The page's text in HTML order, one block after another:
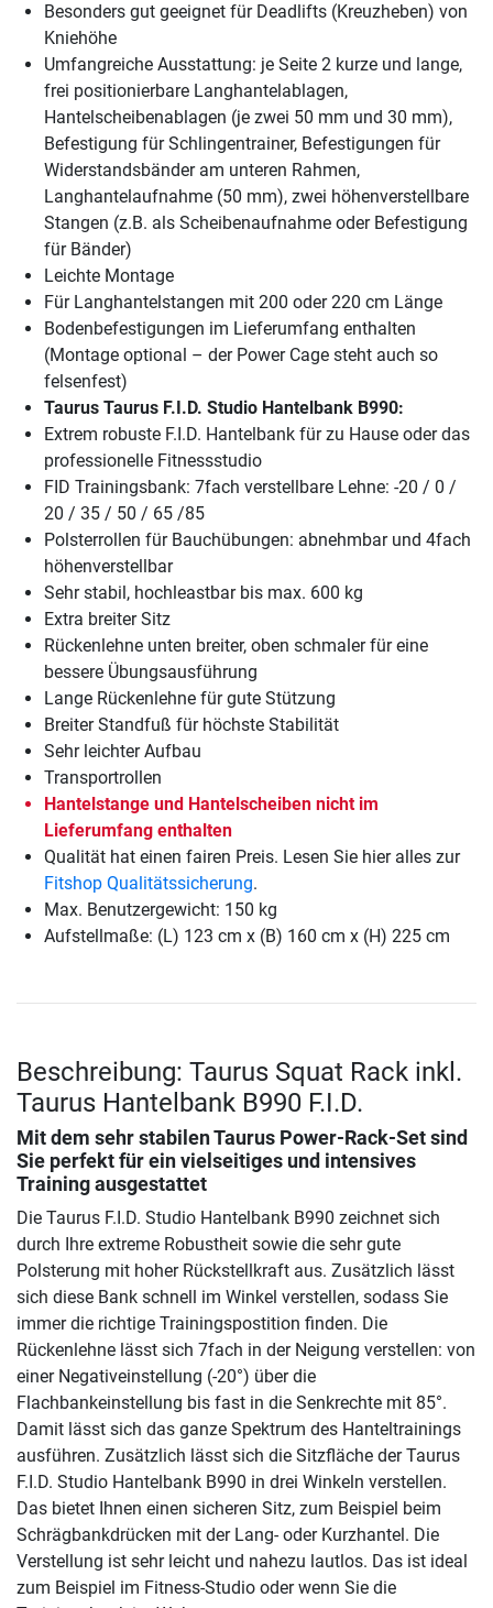
Besonders gut geeignet für Deadlifts (Kreuzheben) von
Kniehöhe
Umfangreiche Ausstattung: je Seite 2 kurze und lange,
frei positionierbare Langhantelablagen,
Hantelscheibenablagen (je zwei 50 mm und 30 mm),
Befestigung für Schlingentrainer, Befestigungen für
Widerstandsbänder am unteren Rahmen,
Langhantelaufnahme (50 mm), zwei höhenverstellbare
Stangen (z.B. als Scheibenaufnahme oder Befestigung
für Bänder)
Leichte Montage
Für Langhantelstangen mit 200 oder 220 cm Länge
Bodenbefestigungen im Lieferumfang enthalten
(Montage optional – der Power Cage steht auch so
felsenfest)
Taurus Taurus F.I.D. Studio Hantelbank B990:
Extrem robuste F.I.D. Hantelbank für zu Hause oder das
professionelle Fitnessstudio
FID Trainingsbank: 7fach verstellbare Lehne: -20 / 0 /
20 / 35 / 50 / 65 /85
Polsterrollen für Bauchübungen: abnehmbar und 4fach
höhenverstellbar
Sehr stabil, hochleastbar bis max. 600 kg
Extra breiter Sitz
Rückenlehne unten breiter, oben schmaler für eine
bessere Übungsausführung
Lange Rückenlehne für gute Stützung
Breiter Standfuß für höchste Stabilität
Sehr leichter Aufbau
Transportrollen
Hantelstange und Hantelscheiben nicht im
Lieferumfang enthalten
Qualität hat einen fairen Preis. Lesen Sie hier alles zur
Fitshop Qualitätssicherung.
Max. Benutzergewicht: 150 kg
Aufstellmaße: (L) 123 cm x (B) 160 cm x (H) 225 cm
Beschreibung: Taurus Squat Rack inkl.
Taurus Hantelbank B990 F.I.D.
Mit dem sehr stabilen Taurus Power-Rack-Set sind
Sie perfekt für ein vielseitiges und intensives
Training ausgestattet
Die Taurus F.I.D. Studio Hantelbank B990 zeichnet sich
durch Ihre extreme Robustheit sowie die sehr gute
Polsterung mit hoher Rückstellkraft aus. Zusätzlich lässt
sich diese Bank schnell im Winkel verstellen, sodass Sie
immer die richtige Trainingspostition finden. Die
Rückenlehne lässt sich 7fach in der Neigung verstellen: von
einer Negativeinstellung (-20°) über die
Flachbankeinstellung bis fast in die Senkrechte mit 85°.
Damit lässt sich das ganze Spektrum des Hanteltrainings
ausführen. Zusätzlich lässt sich die Sitzfläche der Taurus
F.I.D. Studio Hantelbank B990 in drei Winkeln verstellen.
Das bietet Ihnen einen sicheren Sitz, zum Beispiel beim
Schrägbankdrücken mit der Lang- oder Kurzhantel. Die
Verstellung ist sehr leicht und nahezu lautlos. Das ist ideal
zum Beispiel im Fitness-Studio oder wenn Sie die